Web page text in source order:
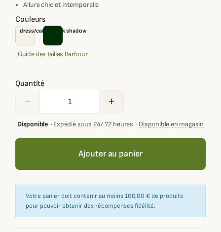
Allure chic et intemporelle
Couleurs
dress/cardinal/dk shadow
Guide des tailles Barbour
Quantité
remove add
Disponible·Expédié sous 24/ 72 heures ·Disponible en magasin
Ajouter au panier
Votre panier doit contenir au moins 100,00 € de produits
pour pouvoir obtenir des récompenses fidélité.